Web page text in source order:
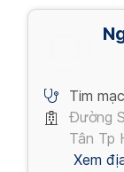
Tim
Đường
Tân Tp
Xem